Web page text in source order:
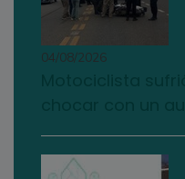
04/08/2026